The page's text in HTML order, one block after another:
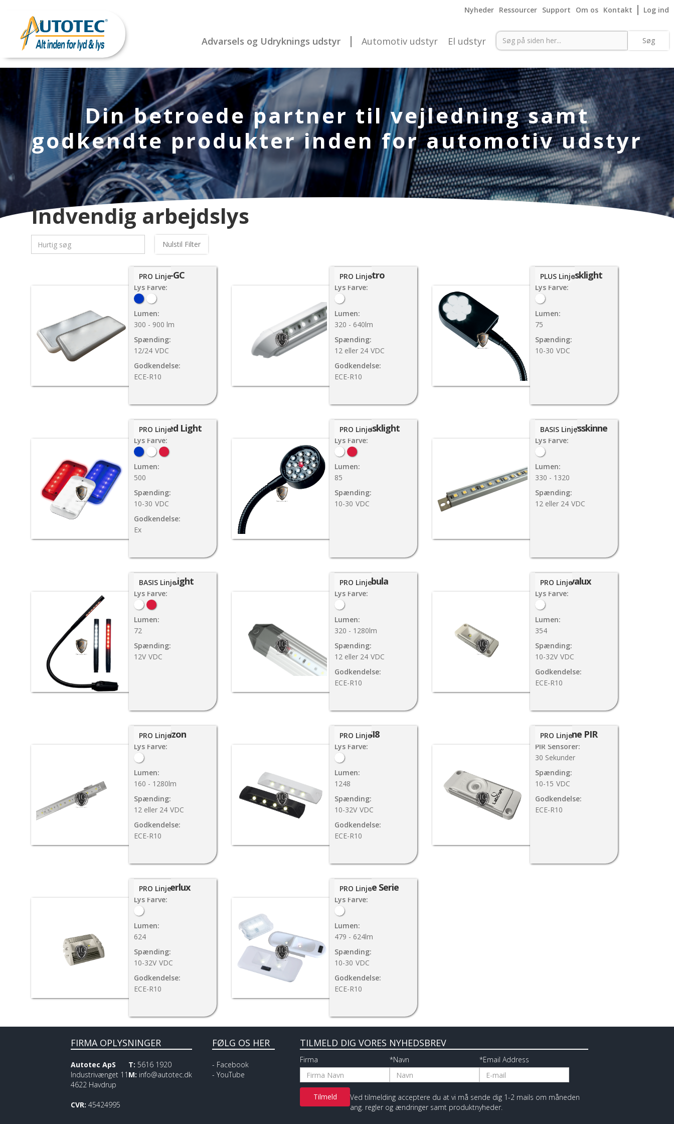
Nyheder Ressourcer Support Om os Kontakt Log ind
Advarsels og Udryknings udstyr Automotiv udstyr El udstyr
Din betroede partner til vejledning samt
godkendte produkter inden for automotiv udstyr
Indvendig arbejdslys
Nulstil Filter
92-GC
Lys Farve:
Lumen:
300 - 900 lm
Spænding:
12/24 VDC
Godkendelse:
ECE-R10
PRO Linje Astro
Lys Farve:
Lumen:
320 - 640lm
Spænding:
12 eller 24 VDC
Godkendelse:
ECE-R10
PRO Linje F-26 Tasklight
Lys Farve:
Lumen:
75
Spænding:
10-30 VDC
PLUS Linje
F-28 Led Light
Lys Farve:
Lumen:
500
Spænding:
10-30 VDC
Godkendelse:
Ex
PRO Linje F-4 Tasklight
Lys Farve:
Lumen:
85
Spænding:
10-30 VDC
PRO Linje Green Lysskinne
Lys Farve:
Lumen:
330 - 1320
Spænding:
12 eller 24 VDC
BASIS Linje
Map Light
Lys Farve:
Lumen:
72
Spænding:
12V VDC
BASIS Linje Nebula
Lys Farve:
Lumen:
320 - 1280lm
Spænding:
12 eller 24 VDC
Godkendelse:
ECE-R10
PRO Linje Novalux
Lys Farve:
Lumen:
354
Spænding:
10-32V VDC
Godkendelse:
ECE-R10
PRO Linje
Orizon
Lys Farve:
Lumen:
160 - 1280lm
Spænding:
12 eller 24 VDC
Godkendelse:
ECE-R10
PRO Linje SI8
Lys Farve:
Lumen:
1248
Spænding:
10-32V VDC
Godkendelse:
ECE-R10
PRO Linje Slimline PIR
PIR Sensorer:
30 Sekunder
Spænding:
10-15 VDC
Godkendelse:
ECE-R10
PRO Linje
Superlux
Lys Farve:
Lumen:
624
Spænding:
10-32V VDC
Godkendelse:
ECE-R10
PRO Linje Vanlite Serie
Lys Farve:
Lumen:
479 - 624lm
Spænding:
10-30 VDC
Godkendelse:
ECE-R10
PRO Linje
FIRMA OPLYSNINGER
Autotec ApS
Industrivænget 11
4622 Havdrup
CVR: 45424995
T: 5616 1920
M: info@autotec.dk
FØLG OS HER
- Facebook
- YouTube
TILMELD DIG VORES NYHEDSBREV
Firma *Navn *Email Address
Ved tilmelding acceptere du at vi må sende dig 1-2 mails om måneden
ang. regler og ændringer samt produktnyheder.